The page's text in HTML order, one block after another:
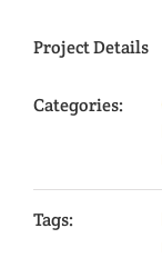
Project Details
Categories:
Tags: